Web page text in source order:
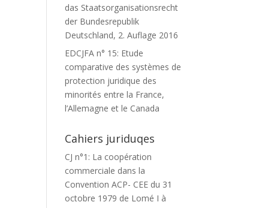
das Staatsorganisationsrecht
der Bundesrepublik
Deutschland, 2. Auflage 2016
EDCJFA n° 15: Etude
comparative des systèmes de
protection juridique des
minorités entre la France,
l’Allemagne et le Canada
Cahiers juriduqes
CJ n°1: La coopération
commerciale dans la
Convention ACP- CEE du 31
octobre 1979 de Lomé I à